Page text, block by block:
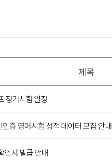
제목
정기시험 일정
증 영어시험 성적 데이터 모집 안내
인서 발급 안내